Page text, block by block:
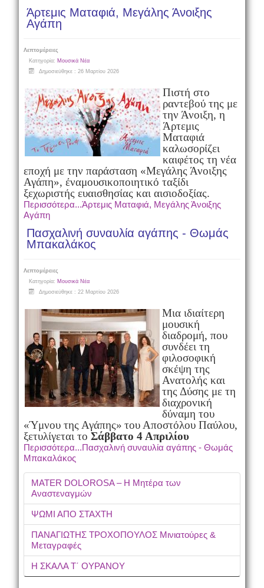
Άρτεμις Ματαφιά, Μεγάλης Άνοιξης
Αγάπη
Λεπτομέρειες
Κατηγορία: Μουσικά Νέα
Δημοσιεύθηκε : 26 Μαρτίου 2026
Πιστή στο
ραντεβού της με
την Άνοιξη, η
Άρτεμις
Ματαφιά
καλωσορίζει
καιφέτος τη νέα
εποχή με την παράσταση «Μεγάλης Άνοιξης
Αγάπη», έναμουσικοποιητικό ταξίδι
ξεχωριστής ευαισθησίας και αισιοδοξίας.
Περισσότερα...Άρτεμις Ματαφιά, Μεγάλης Άνοιξης
Αγάπη
Πασχαλινή συναυλία αγάπης - Θωμάς
Μπακαλάκος
Λεπτομέρειες
Κατηγορία: Μουσικά Νέα
Δημοσιεύθηκε : 22 Μαρτίου 2026
Μια ιδιαίτερη
μουσική
διαδρομή, που
συνδέει τη
φιλοσοφική
σκέψη της
Ανατολής και
της Δύσης με τη
διαχρονική
δύναμη του
«Ύμνου της Αγάπης» του Αποστόλου Παύλου,
ξετυλίγεται το Σάββατο 4 Απριλίου
Περισσότερα...Πασχαλινή συναυλία αγάπης - Θωμάς
Μπακαλάκος
MATER DOLOROSA – Η Μητέρα των
Αναστεναγμών
ΨΩΜΙ ΑΠΟ ΣΤΑΧΤΗ
ΠΑΝΑΓΙΩΤΗΣ ΤΡΟΧΟΠΟΥΛΟΣ Μινιατούρες &
Μεταγραφές
Η ΣΚΑΛΑ Τ΄ ΟΥΡΑΝΟΥ